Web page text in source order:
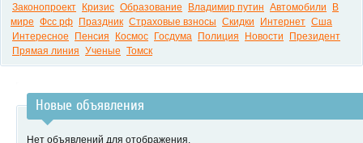
Законопроект
Кризис Образование Владимир путин Автомобили
В
мире Фсс рф Праздник Страховые взносы Скидки Интернет Сша
Интересное
Пенсия Космос Госдума Полиция Новости
Президент
Прямая линия Ученые Томск
Новые объявления
Нет объявлений для отображения.